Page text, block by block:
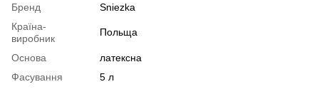
Бренд
Sniezka
Країна-
виробник
Польща
Основа
латексна
Фасування
5 л